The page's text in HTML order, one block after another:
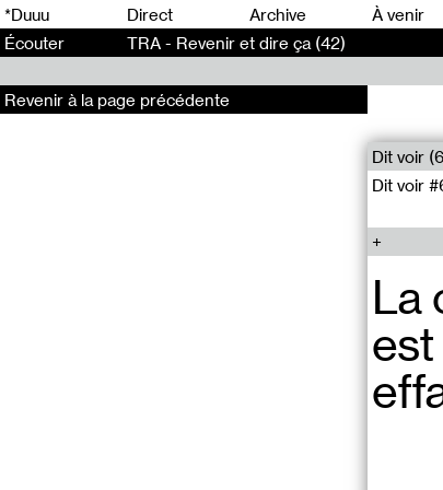
*Duuu Direct Archive À venir
Écouter
TRA - Revenir et dire ça (42)
Dit voir
Dit voir
La
Revenir à la page précédente